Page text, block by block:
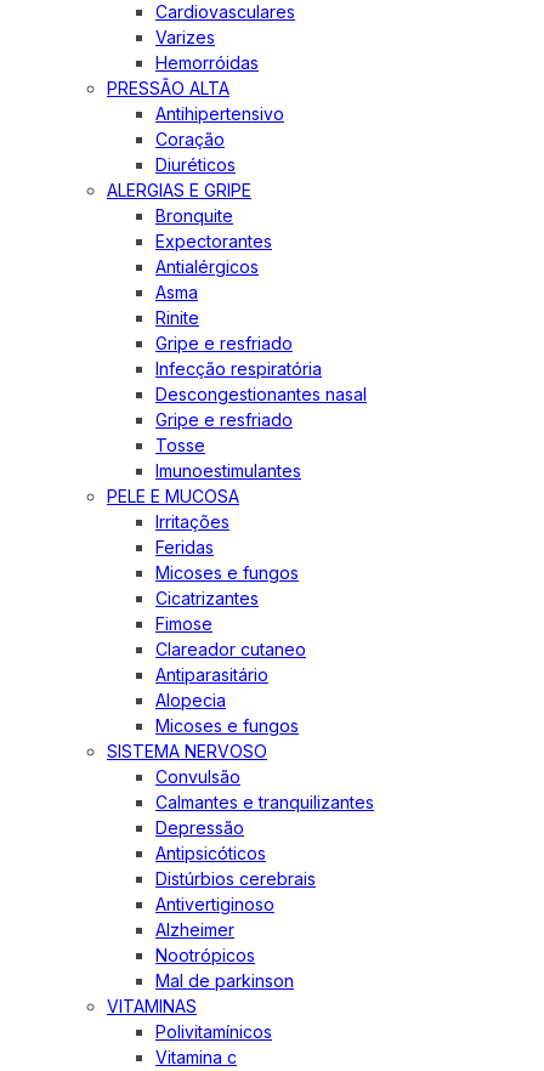
Cardiovasculares
Varizes
Hemorróidas
PRESSÃO ALTA
Antihipertensivo
Coração
Diuréticos
ALERGIAS E GRIPE
Bronquite
Expectorantes
Antialérgicos
Asma
Rinite
Gripe e resfriado
Infecção respiratória
Descongestionantes nasal
Gripe e resfriado
Tosse
Imunoestimulantes
PELE E MUCOSA
Irritações
Feridas
Micoses e fungos
Cicatrizantes
Fimose
Clareador cutaneo
Antiparasitário
Alopecia
Micoses e fungos
SISTEMA NERVOSO
Convulsão
Calmantes e tranquilizantes
Depressão
Antipsicóticos
Distúrbios cerebrais
Antivertiginoso
Alzheimer
Nootrópicos
Mal de parkinson
VITAMINAS
Polivitamínicos
Vitamina c